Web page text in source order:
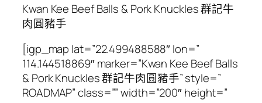
Kwan Kee Beef Balls & Pork Knuckles 群記牛
肉圓豬手
[igp_map lat=”22.499488588″ lon=”
114.144518869″ marker=”Kwan Kee Beef Balls
& Pork Knuckles 群記牛肉圓豬手” style=”
ROADMAP” class=”” width=”200″ height=”